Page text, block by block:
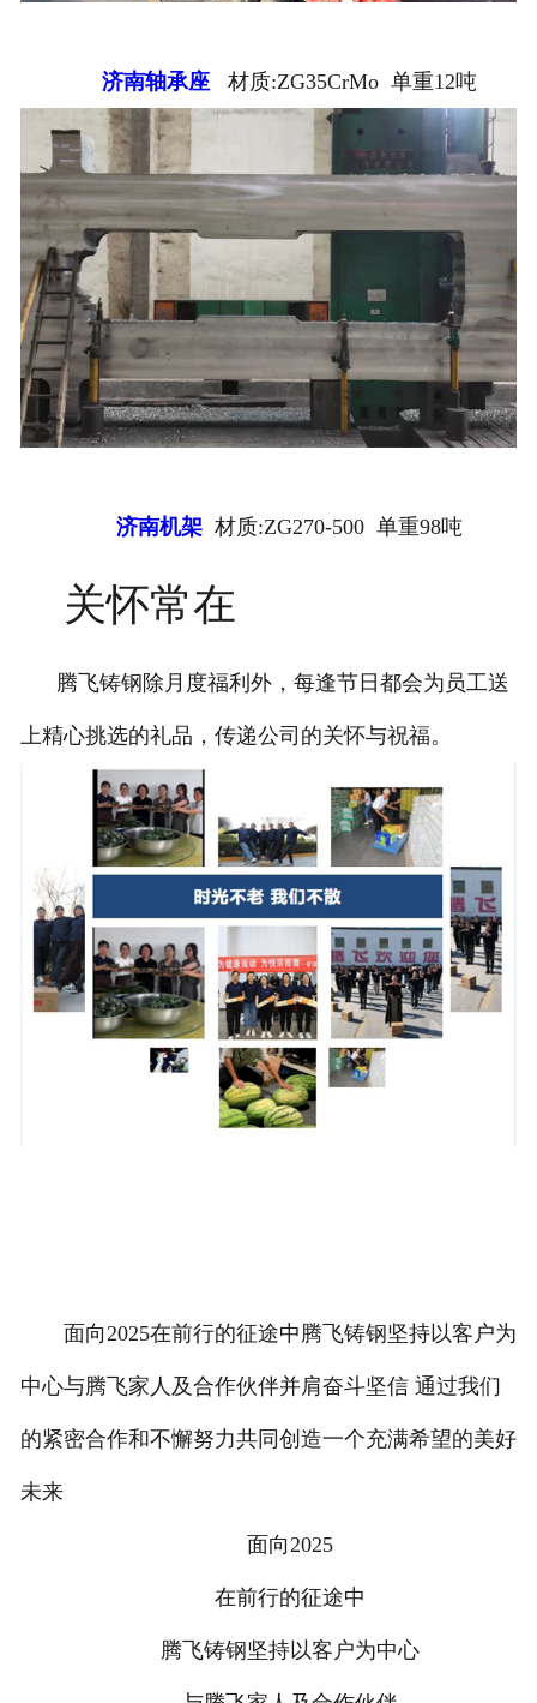
济南轴承座 材质:ZG35CrMo 单重12吨
济南机架 材质:ZG270-500 单重98吨
关怀常在
腾飞铸钢除月度福利外，每逢节日都会为员工送
上精心挑选的礼品，传递公司的关怀与祝福。
面向2025在前行的征途中腾飞铸钢坚持以客户为
中心与腾飞家人及合作伙伴并肩奋斗坚信 通过我们
的紧密合作和不懈努力共同创造一个充满希望的美好
未来
面向2025
在前行的征途中
腾飞铸钢坚持以客户为中心